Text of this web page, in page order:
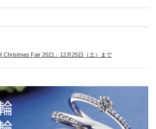
Christmas Fair 2021」12月25日（土）まで